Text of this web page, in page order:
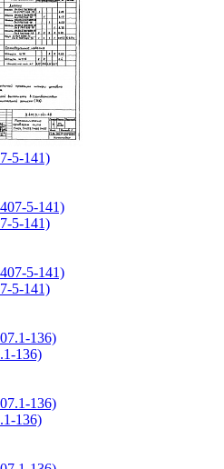
5-141)
5-141)
5-141)
136)
136)